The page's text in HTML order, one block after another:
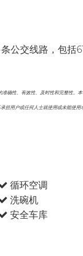
公交线路，包括
确性、有效性、及时性和完整性
担用户或任何人士就使用或未能使
循环空调
洗碗机
安全车库